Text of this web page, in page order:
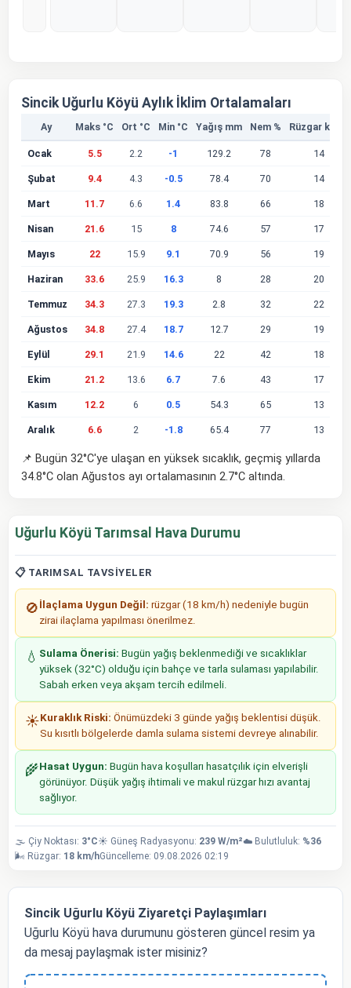
Sincik Uğurlu Köyü Aylık İklim Ortalamaları
Ay Maks °C Ort °C Min °C Yağış mm Nem % Rüzgar km/s
Ocak 5.5 2.2 -1 129.2 78 14
Şubat 9.4 4.3 -0.5 78.4 70 14
Mart 11.7 6.6 1.4 83.8 66 18
Nisan 21.6 15 8 74.6 57 17
Mayıs 22 15.9 9.1 70.9 56 19
Haziran 33.6 25.9 16.3 8 28 20
Temmuz 34.3 27.3 19.3 2.8 32 22
Ağustos 34.8 27.4 18.7 12.7 29 19
Eylül 29.1 21.9 14.6 22 42 18
Ekim 21.2 13.6 6.7 7.6 43 17
Kasım 12.2 6 0.5 54.3 65 13
Aralık 6.6 2 -1.8 65.4 77 13
📌 Bugün 32°C'ye ulaşan en yüksek sıcaklık, geçmiş yıllarda
34.8°C olan Ağustos ayı ortalamasının 2.7°C altında.
Uğurlu Köyü Tarımsal Hava Durumu
📋 TARIMSAL TAVSIYELER
🚫 İlaçlama Uygun Değil: rüzgar (18 km/h) nedeniyle bugün
zirai ilaçlama yapılması önerilmez.
💧 Sulama Önerisi: Bugün yağış beklenmediği ve sıcaklıklar
yüksek (32°C) olduğu için bahçe ve tarla sulaması yapılabilir.
Sabah erken veya akşam tercih edilmeli.
☀️Kuraklık Riski: Önümüzdeki 3 günde yağış beklentisi düşük.
Su kısıtlı bölgelerde damla sulama sistemi devreye alınabilir.
🌾Hasat Uygun: Bugün hava koşulları hasatçılık için elverişli
görünüyor. Düşük yağış ihtimali ve makul rüzgar hızı avantaj
sağlıyor.
🌫️ Çiy Noktası: 3°C☀️ Güneş Radyasyonu: 239 W/m²☁️ Bulutluluk: %36
🌬️ Rüzgar: 18 km/hGüncelleme: 09.08.2026 02:19
Sincik Uğurlu Köyü Ziyaretçi Paylaşımları
Uğurlu Köyü hava durumunu gösteren güncel resim ya
da mesaj paylaşmak ister misiniz?